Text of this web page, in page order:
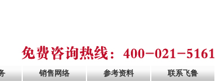
销售网络 参考资料 联系飞鲁